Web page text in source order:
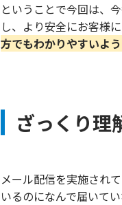
ということで今回は、
し、より安全にお客様
方でもわかりやすいよ
ざっくり理
メール配信を実施され
いるのになんで届いて